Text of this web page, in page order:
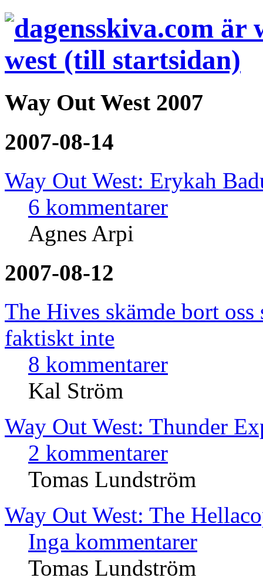
Way Out West 2007
2007-08-14
Way Out West: Erykah
6 kommentarer
Agnes Arpi
2007-08-12
The Hives skämde bort oss
faktiskt inte
8 kommentarer
Kal Ström
Way Out West: Thunder
2 kommentarer
Tomas Lundström
Way Out West: The
Inga kommentarer
Tomas Lundström